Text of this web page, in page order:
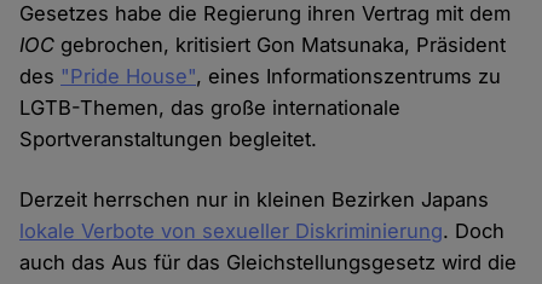
Gesetzes habe die Regierung ihren Vertrag mit dem
IOC gebrochen, kritisiert Gon Matsunaka, Präsident
des "Pride House", eines Informationszentrums zu
LGTB-Themen, das große internationale
Sportveranstaltungen begleitet.
Derzeit herrschen nur in kleinen Bezirken Japans
lokale Verbote von sexueller Diskriminierung. Doch
auch das Aus für das Gleichstellungsgesetz wird die